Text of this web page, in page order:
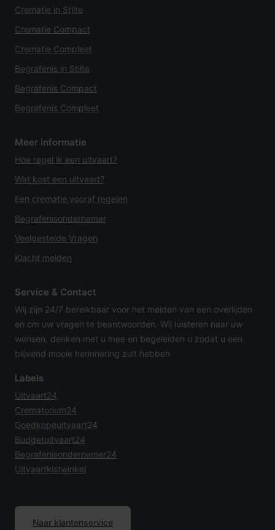
Crematie in Stilte
Crematie Compact
Crematie Compleet
Begrafenis in Stilte
Begrafenis Compact
Begrafenis Compleet
Meer informatie
Hoe regel ik een uitvaart?
Wat kost een uitvaart?
Een crematie vooraf regelen
Begrafenisondernemer
Veelgestelde Vragen
Klacht melden
Service & Contact
Wij zijn 24/7 bereikbaar voor het melden van een overlijden
en om uw vragen te beantwoorden. Wij luisteren naar uw
wensen, denken met u mee en begeleiden u zodat u een
blijvend mooie herinnering zult hebben
Labels
Uitvaart24
Crematorium24
Goedkopeuitvaart24
Budgetuitvaart24
Begrafenisondernemer24
Uitvaartkistwinkel
Naar klantenservice